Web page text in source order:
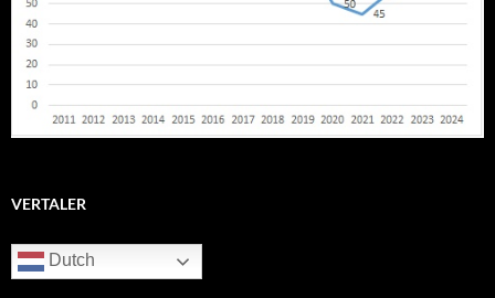
VERTALER
Dutch